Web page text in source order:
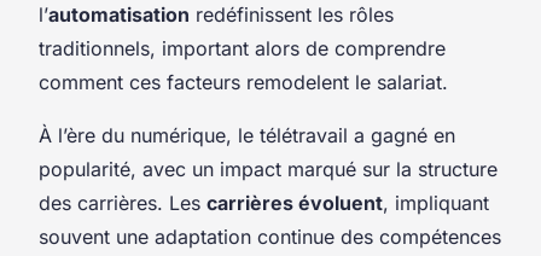
l’automatisation redéfinissent les rôles
traditionnels, important alors de comprendre
comment ces facteurs remodelent le salariat.
À l’ère du numérique, le télétravail a gagné en
popularité, avec un impact marqué sur la structure
des carrières. Les carrières évoluent, impliquant
souvent une adaptation continue des compétences